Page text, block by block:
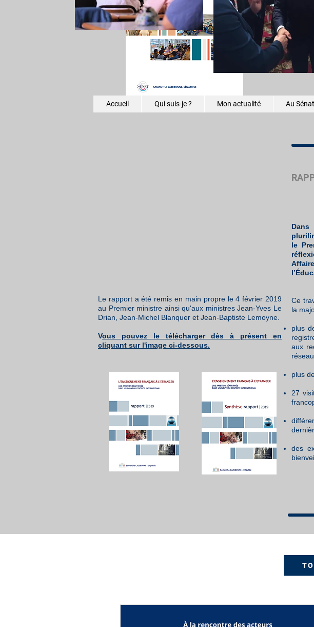
lettre
Une
Le rapport a été remis en main propre le 4 février 2019
au Premier ministre ainsi qu'aux ministres Jean-Yves Le
Drian, Jean-Michel Blanquer et Jean-Baptiste Lemoyne.
Vous pouvez le télécharger dès à présent en
cliquant sur l'image ci-dessous.
le
Ce
la
plus
aux
plus
27
des
Accueil Qui suis-je ? Mon actualité Au Sénat